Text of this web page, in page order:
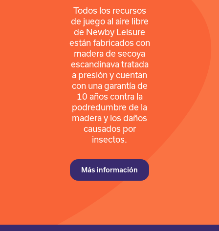
Todos los recursos
de juego al aire libre
de Newby Leisure
están fabricados con
madera de secoya
escandinava tratada
a presión y cuentan
con una garantía de
10 años contra la
podredumbre de la
madera y los daños
causados por
insectos.
Más información